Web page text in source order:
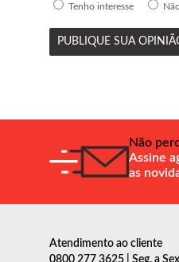
Tenho interesse
PUBLIQUE SUA
Não
Assine
as
Atendimento ao cliente
0800 277 3625 | Seg. a